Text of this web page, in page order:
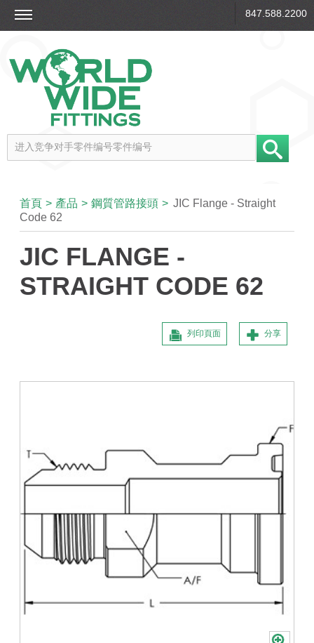
847.588.2200
首頁 > 產品 > 鋼質管路接頭 > JIC Flange - Straight
Code 62
JIC FLANGE -
STRAIGHT CODE 62
分享
列印頁面